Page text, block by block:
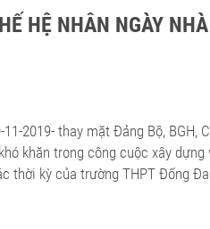
HỆ NHÂN NGÀY
2019- thay mặt Đảng Bộ, BGH,
khăn trong công cuộc xây
thời kỳ của trường THPT Đống Đa